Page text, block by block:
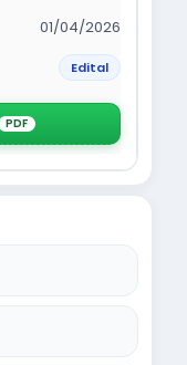
01/04/2026
Edital
PDF